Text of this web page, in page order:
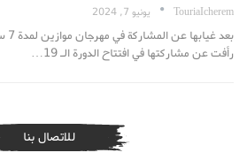
TouriaIcherem يونيو 7, 2024
رأفت عن مشاركتها في افتتاح الدورة الـ 19…
للاتصال بنا